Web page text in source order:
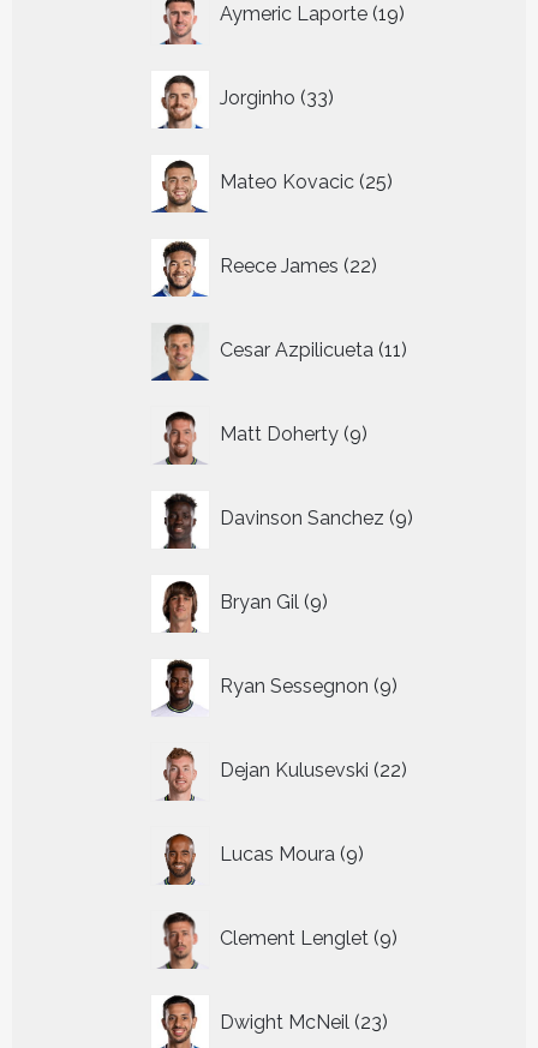
Aymeric Laporte 19
producten
Jorginho 33
producten
Mateo Kovacic 25
producten
Reece James 22
producten
Cesar Azpilicueta 11
producten
Matt Doherty 9
producten
Davinson Sanchez 9
producten
Bryan Gil 9
producten
Ryan Sessegnon 9
producten
Dejan Kulusevski 22
producten
Lucas Moura 9
producten
Clement Lenglet 9
producten
Dwight McNeil 23
producten